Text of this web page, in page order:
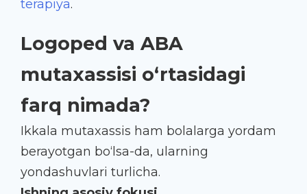
terapiya.
Logoped va ABA
mutaxassisi o‘rtasidagi
farq nimada?
Ikkala mutaxassis ham bolalarga yordam
berayotgan bo‘lsa-da, ularning
yondashuvlari turlicha.